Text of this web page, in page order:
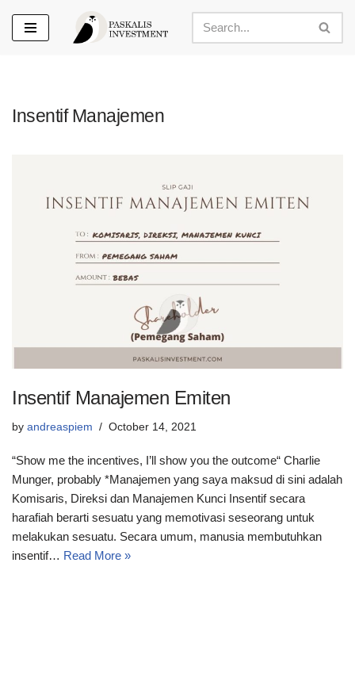
Skip
Insentif Manajemen
Insentif Manajemen Emiten
by andreaspiem October 14, 2021
“Show me the incentives, I’ll show you the outcome“ Charlie
Munger, probably *Manajemen yang saya maksud di sini adalah
Komisaris, Direksi dan Manajemen Kunci Insentif secara
harafiah berarti sesuatu yang memotivasi seseorang untuk
melakukan sesuatu. Secara umum, manusia membutuhkan
insentif… Read More »